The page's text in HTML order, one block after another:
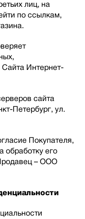
лиц, на
по ссылкам,
Интернет-
сайта
Петербург, ул.
Покупателя,
обработку его
– ООО